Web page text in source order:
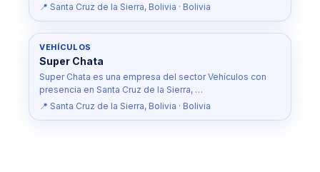
📍 Santa Cruz de la Sierra, Bolivia · Bolivia
VEHÍCULOS
Super Chata
Super Chata es una empresa del sector Vehículos con
presencia en Santa Cruz de la Sierra, …
📍 Santa Cruz de la Sierra, Bolivia · Bolivia